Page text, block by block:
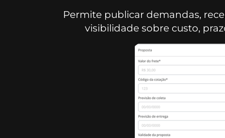
Permite publicar demandas,
visibilidade sobre custo,